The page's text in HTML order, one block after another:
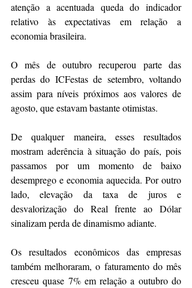
atenção a acentuada queda do indicador
relativo às expectativas em relação a
economia brasileira.
O mês de outubro recuperou parte das
perdas do ICFestas de setembro, voltando
assim para níveis próximos aos valores de
agosto, que estavam bastante otimistas.
De qualquer maneira, esses resultados
mostram aderência à situação do país, pois
passamos por um momento de baixo
desemprego e economia aquecida. Por outro
lado, elevação da taxa de juros e
desvalorização do Real frente ao Dólar
sinalizam perda de dinamismo adiante.
Os resultados econômicos das empresas
também melhoraram, o faturamento do mês
cresceu quase 7% em relação a outubro do